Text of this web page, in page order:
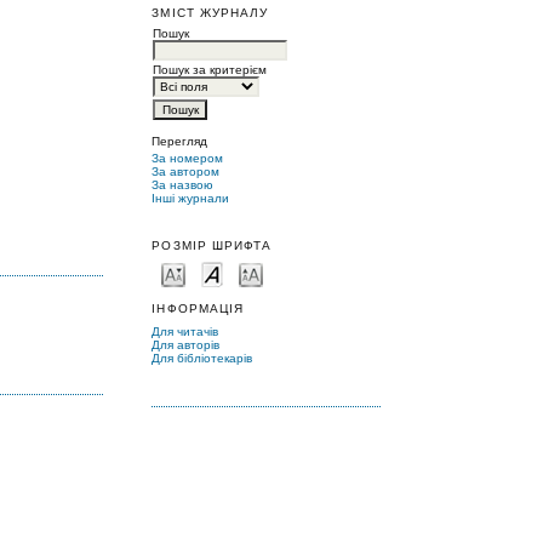
ЗМІСТ ЖУРНАЛУ
Пошук
Пошук за критерієм
Перегляд
За номером
За автором
За назвою
Інші журнали
РОЗМІР ШРИФТА
ІНФОРМАЦІЯ
Для читачів
Для авторів
Для бібліотекарів